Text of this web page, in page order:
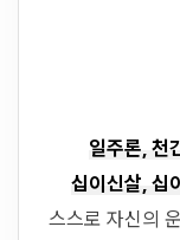
일주론, 천
십이신살, 십
스스로 자신의